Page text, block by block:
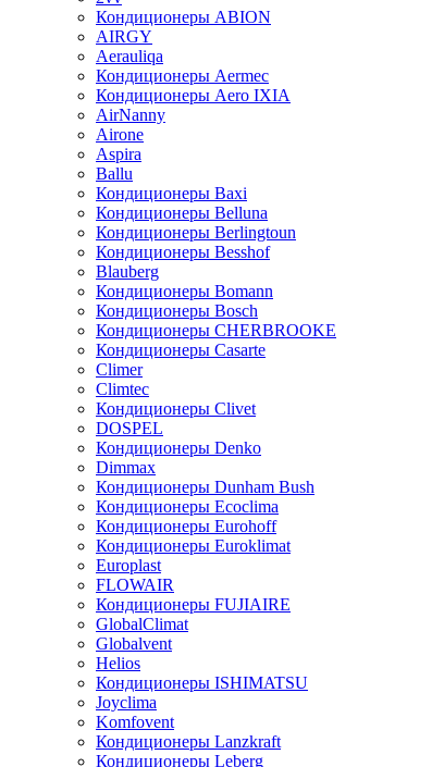
Кондиционеры ABION
AIRGY
Aerauliqa
Кондиционеры Aermec
Кондиционеры Aero IXIA
AirNanny
Airone
Aspira
Ballu
Кондиционеры Baxi
Кондиционеры Belluna
Кондиционеры Berlingtoun
Кондиционеры Besshof
Blauberg
Кондиционеры Bomann
Кондиционеры Bosch
Кондиционеры CHERBROOKE
Кондиционеры Casarte
Climer
Climtec
Кондиционеры Clivet
DOSPEL
Кондиционеры Denko
Dimmax
Кондиционеры Dunham Bush
Кондиционеры Ecoclima
Кондиционеры Eurohoff
Кондиционеры Euroklimat
Europlast
FLOWAIR
Кондиционеры FUJIAIRE
GlobalClimat
Globalvent
Helios
Кондиционеры ISHIMATSU
Joyclima
Komfovent
Кондиционеры Lanzkraft
Кондиционеры Leberg